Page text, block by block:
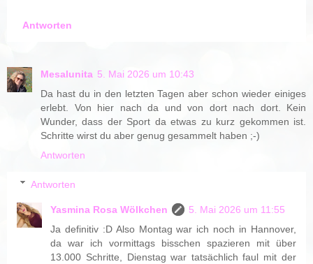
Antworten
Mesalunita 5. Mai 2026 um 10:43
Da hast du in den letzten Tagen aber schon wieder einiges
erlebt. Von hier nach da und von dort nach dort. Kein
Wunder, dass der Sport da etwas zu kurz gekommen ist.
Schritte wirst du aber genug gesammelt haben ;-)
Antworten
Antworten
Yasmina Rosa Wölkchen
5. Mai 2026 um 11:55
Ja definitiv :D Also Montag war ich noch in Hannover,
da war ich vormittags bisschen spazieren mit über
13.000 Schritte, Dienstag war tatsächlich faul mit der